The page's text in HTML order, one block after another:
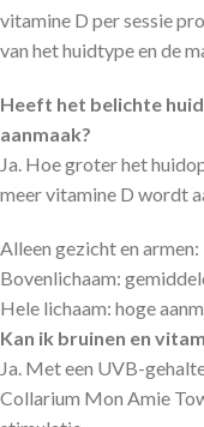
vitamine D per sessie
van het huidtype en de
Heeft het belichte
aanmaak?
Ja. Hoe groter het
meer vitamine D wordt
Alleen gezicht en armen:
Bovenlichaam:
Hele lichaam: hoge
Kan ik bruinen en
Ja. Met een UVB-
Collarium Mon Amie